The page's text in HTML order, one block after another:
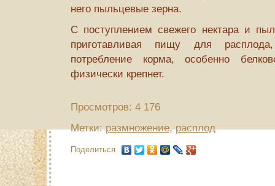
него пыльцевые зерна.
С поступлением свежего нектара и
приготавливая пищу для
потребление корма, особенно
физически крепнет.
Просмотров: 4 176
Метки:размножение,расплод
Поделиться